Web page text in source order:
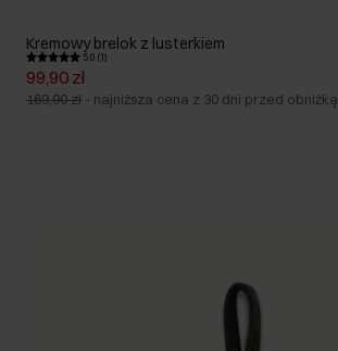
Kremowy brelok z lusterkiem
5.0 (1)
99,90 zł
169,90 zł - najniższa cena z 30 dni przed obniżką